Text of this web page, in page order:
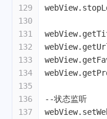
129
130
131
132
133
134
135
136
137
--状态监听